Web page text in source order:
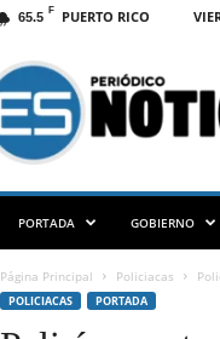
65.5 F PUERTO RICO
PORTADA GOBIERNO
Página Principal Policiacas
POLICIACAS PORTADA